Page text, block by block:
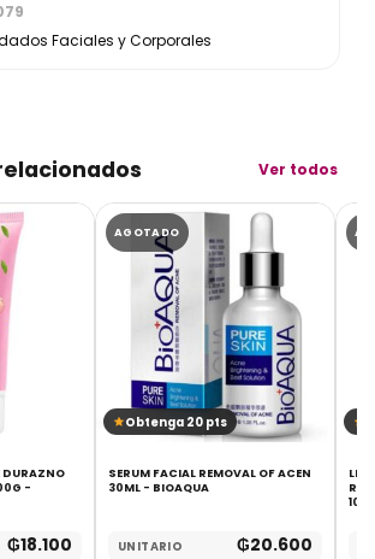
Faciales y Corporales
Ver todos
DURAZNO
-
₲18.100
AGOTADO
Obtenga 20 pts
SERUM FACIAL REMOVAL OF ACEN
30ML - BIOAQUA
UNITARIO ₲20.600